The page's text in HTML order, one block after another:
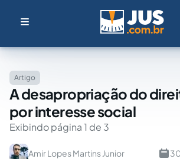
Artigo
A desapropriação do
por interesse social
Exibindo página 1 de 3
Amir Lopes Martins Junior